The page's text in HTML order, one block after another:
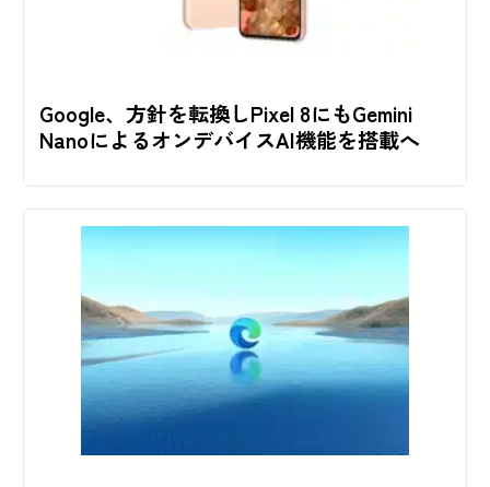
Google、方針を転換しPixel 8にもGemini
NanoによるオンデバイスAI機能を搭載へ